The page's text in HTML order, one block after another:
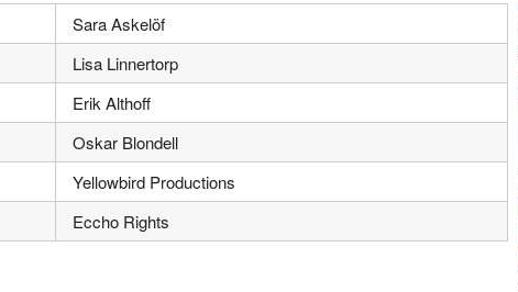
Sara Askelöf
Lisa Linnertorp
Erik Althoff
Oskar Blondell
Yellowbird Productions
Eccho Rights